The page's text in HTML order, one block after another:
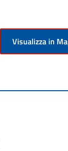
Visualizza in